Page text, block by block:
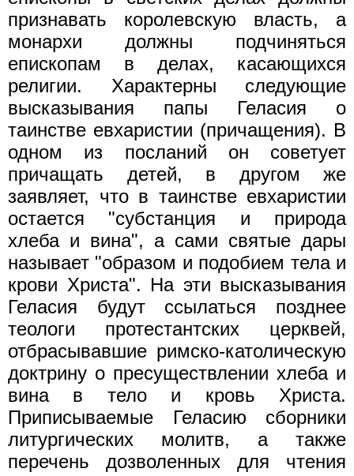
признавать королевскую власть, а
монархи должны подчиняться
епископам в делах, касающихся
религии. Характерны следующие
высказывания папы Геласия о
таинстве евхаристии (причащения). В
одном из посланий он советует
причащать детей, в другом же
заявляет, что в таинстве евхаристии
остается "субстанция и природа
хлеба и вина", а сами святые дары
называет "образом и подобием тела и
крови Христа". На эти высказывания
Геласия будут ссылаться позднее
теологи протестантских церквей,
отбрасывавшие римско-католическую
доктрину о пресуществлении хлеба и
вина в тело и кровь Христа.
Приписываемые Геласию сборники
литургических молитв, а также
перечень дозволенных для чтения